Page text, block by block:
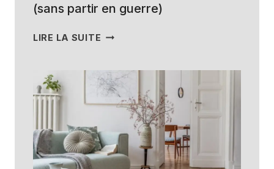
(sans partir en guerre)
LIRE LA SUITE MON
LES
PIGEONS
:
FAIRE
POUR
FAIRE